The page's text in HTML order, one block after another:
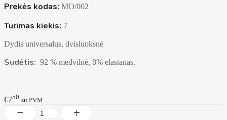
Prekės kodas: MO/002
Turimas kiekis: 7
Dydis universalus, dvisluoksnė
Sudėtis: 92 % medvilnė, 8% elastanas.
€750 su PVM